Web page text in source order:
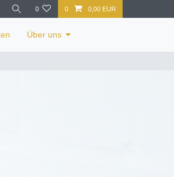
0 0 0,00 EUR
Über uns